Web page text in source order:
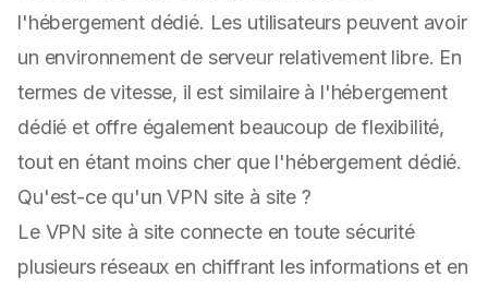
l'hébergement dédié. Les utilisateurs peuvent avoir
un environnement de serveur relativement libre. En
termes de vitesse, il est similaire à l'hébergement
dédié et offre également beaucoup de flexibilité,
tout en étant moins cher que l'hébergement dédié.
Qu'est-ce qu'un VPN site à site ?
Le VPN site à site connecte en toute sécurité
plusieurs réseaux en chiffrant les informations et en